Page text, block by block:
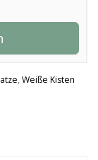
, Weiße Kisten